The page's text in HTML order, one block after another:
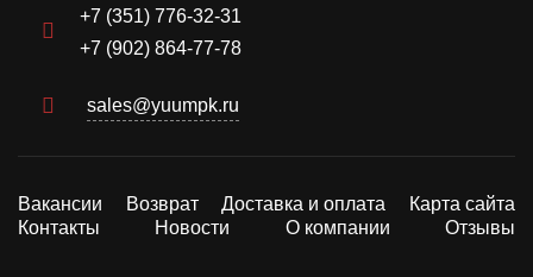
+7 (351) 776-32-31
+7 (902) 864-77-78
sales@yuumpk.ru
Вакансии Возврат Доставка и оплата
Карта сайта
Контакты
Новости О компании Отзывы